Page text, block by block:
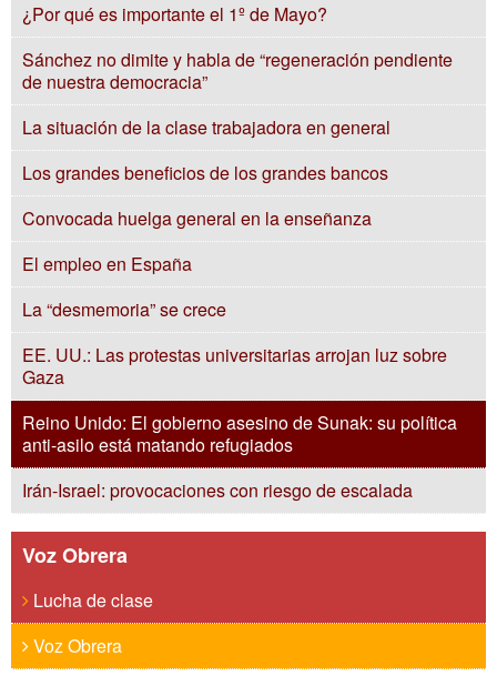
¿Por qué es importante el 1º de Mayo?
Sánchez no dimite y habla de “regeneración pendiente
de nuestra democracia”
La situación de la clase trabajadora en general
Los grandes beneficios de los grandes bancos
Convocada huelga general en la enseñanza
El empleo en España
La “desmemoria” se crece
EE. UU.: Las protestas universitarias arrojan luz sobre
Gaza
Reino Unido: El gobierno asesino de Sunak: su política
anti-asilo está matando refugiados
Irán-Israel: provocaciones con riesgo de escalada
Voz Obrera
Lucha de clase
Voz Obrera